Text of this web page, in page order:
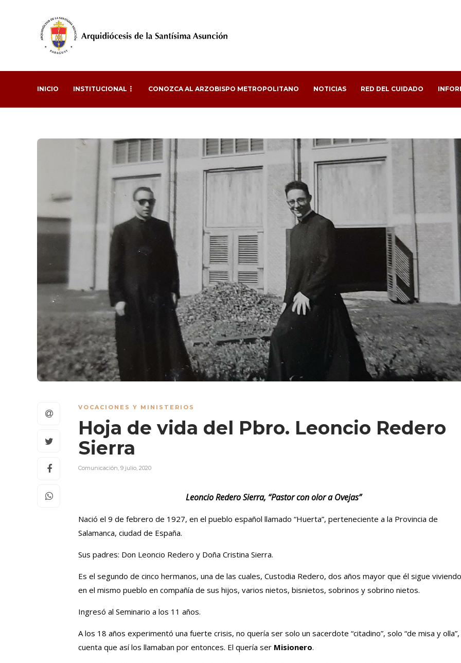
INICIO INSTITUCIONAL CONOZCA AL ARZOBISPO METROPOLITANO NOTICIAS RED DEL CUIDADO
VOCACIONES Y MINISTERIOS
Hoja de vida del Pbro. Leoncio Redero
Sierra
Comunicación, 9 julio, 2020
Leoncio Redero Sierra, “Pastor con olor a Ovejas”
Nació el 9 de febrero de 1927, en el pueblo español llamado “Huerta”, perteneciente a la Provincia de
Salamanca, ciudad de España.
Sus padres: Don Leoncio Redero y Doña Cristina Sierra.
Es el segundo de cinco hermanos, una de las cuales, Custodia Redero, dos años mayor que él sigue viviendo
en el mismo pueblo en compañía de sus hijos, varios nietos, bisnietos, sobrinos y sobrino nietos.
Ingresó al Seminario a los 11 años.
A los 18 años experimentó una fuerte crisis, no quería ser solo un sacerdote “citadino”, solo “de misa y olla”,
cuenta que así los llamaban por entonces. El quería ser Misionero.